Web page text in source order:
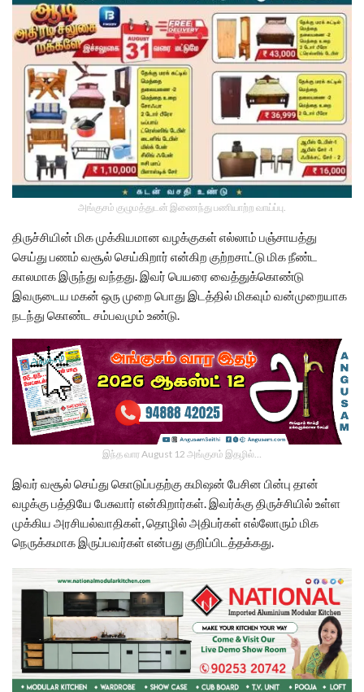
அங்குசம் குழுமத்துடன் இணைந்து பணியாற்ற வாய்ப்பு.
திருச்சியின் மிக முக்கியமான வழக்குகள் எல்லாம் பஞ்சாயத்து
செய்து பணம் வசூல் செய்கிறார் என்கிற குற்றசாட்டு மிக நீண்ட
காலமாக இருந்து வந்தது. இவர் பெயரை வைத்துக்கொண்டு
இவருடைய மகன் ஒரு முறை பொது இடத்தில் மிகவும் வன்முறையாக
நடந்து கொண்ட சம்பவமும் உண்டு.
இந்த வார August 12 அங்குசம் இதழில்…
இவர் வசூல் செய்து கொடுப்பதற்கு கமிஷன் பேசின பின்பு தான்
வழக்கு பத்தியே பேசுவார் என்கிறார்கள். இவர்க்கு திருச்சியில் உள்ள
முக்கிய அரசியல்வாதிகள், தொழில் அதிபர்கள் எல்லோரும் மிக
நெருக்கமாக இருப்பவர்கள் என்பது குறிப்பிடத்தக்கது.